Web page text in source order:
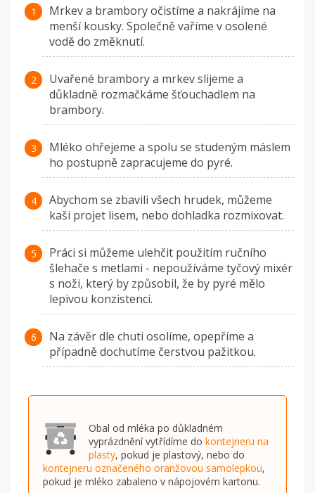
Mrkev a brambory očistíme a nakrájíme na
menší kousky. Společně vaříme v osolené
vodě do změknutí.
Uvařené brambory a mrkev slijeme a
důkladně rozmačkáme šťouchadlem na
brambory.
Mléko ohřejeme a spolu se studeným máslem
ho postupně zapracujeme do pyré.
Abychom se zbavili všech hrudek, můžeme
kaši projet lisem, nebo dohladka rozmixovat.
Práci si můžeme ulehčit použitím ručního
šlehače s metlami - nepoužíváme tyčový mixér
s noži, který by způsobil, že by pyré mělo
lepivou konzistenci.
Na závěr dle chuti osolíme, opepříme a
případně dochutíme čerstvou pažitkou.
Obal od mléka po důkladném
vyprázdnění vytřídíme do kontejneru na
plasty, pokud je plastový, nebo do
kontejneru označeného oranžovou samolepkou,
pokud je mléko zabaleno v nápojovém kartonu.